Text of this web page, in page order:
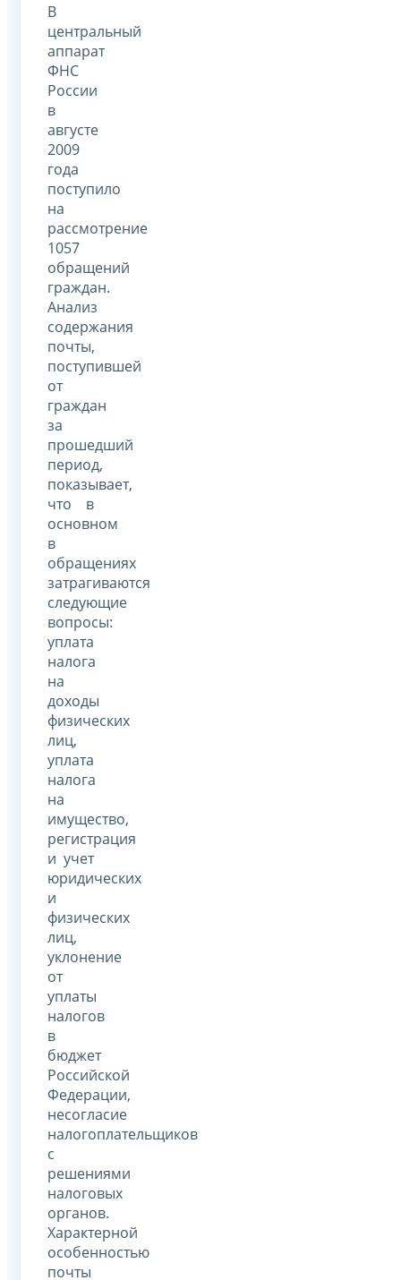
В
центральный
аппарат
ФНС
России
в
августе
2009
года
поступило
на
рассмотрение
1057
обращений
граждан.
Анализ
содержания
почты,
поступившей
от
граждан
за
прошедший
период,
показывает,
что в
основном
в
обращениях
затрагиваются
следующие
вопросы:
уплата
налога
на
доходы
физических
лиц,
уплата
налога
на
имущество,
регистрация
и учет
юридических
и
физических
лиц,
уклонение
от
уплаты
налогов
в
бюджет
Российской
Федерации,
несогласие
налогоплательщиков
с
решениями
налоговых
органов.
Характерной
особенностью
почты